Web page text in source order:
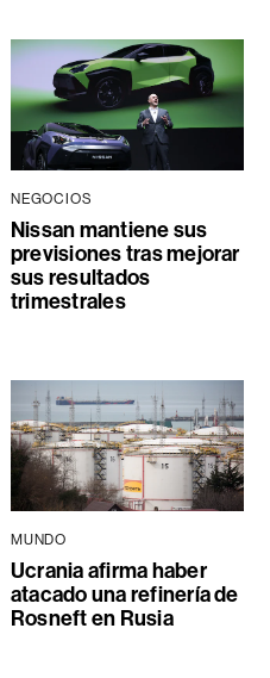
NEGOCIOS
Nissan mantiene sus
previsiones tras mejorar
sus resultados
trimestrales
MUNDO
Ucrania afirma haber
atacado una refinería de
Rosneft en Rusia